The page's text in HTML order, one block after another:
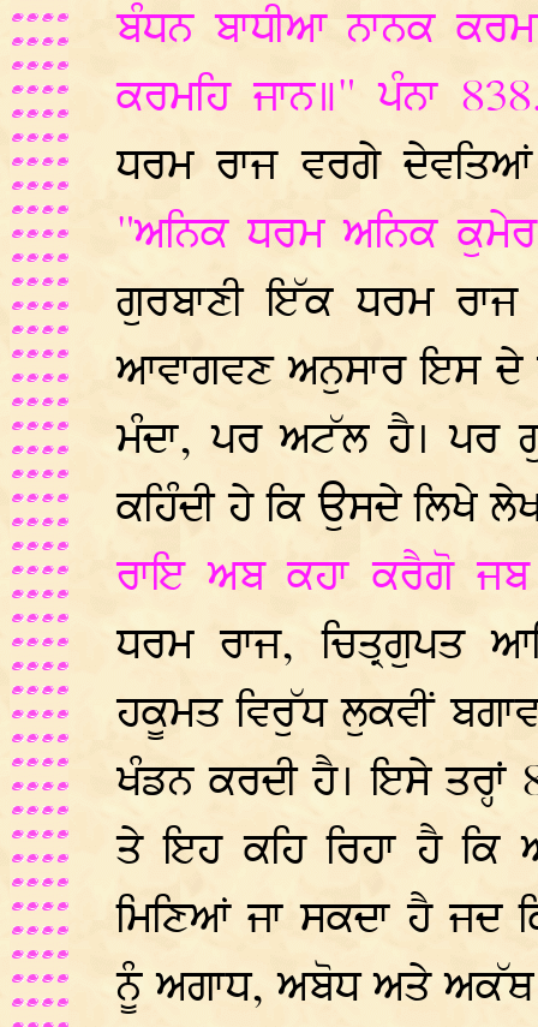
ਬੰਧਨ ਬਾਧੀਆ ਨਾਨਕ
ਕਰਮਹਿ ਜਾਨ॥" ਪੰਨਾ
ਧਰਮ ਰਾਜ ਵਰਗੇ
"ਅਨਿਕ ਧਰਮ ਅਨਿਕ
ਗੁਰਬਾਣੀ ਇੱਕ ਧਰਮ
ਆਵਾਗਵਣ ਅਨੁਸਾਰ ਇਸ ਦੇ
ਮੰਦਾ, ਪਰ ਅਟੱਲ ਹੈ। ਪਰ
ਕਹਿੰਦੀ ਹੇ ਕਿ ਉਸਦੇ ਲਿਖੇ
ਰਾਇ ਅਬ ਕਹਾ ਕਰੈਗੋ
ਧਰਮ ਰਾਜ, ਚਿਤ੍ਰਗੁਪਤ
ਹਕੂਮਤ ਵਿਰੁੱਧ ਲੁਕਵੀਂ
ਖੰਡਨ ਕਰਦੀ ਹੈ। ਇਸੇ
ਤੇ ਇਹ ਕਹਿ ਰਿਹਾ ਹੈ ਕਿ
ਮਿਣਿਆਂ ਜਾ ਸਕਦਾ ਹੈ ਜਦ
ਨੂੰ ਅਗਾਧ, ਅਬੋਧ ਅਤੇ ਅਕੱਥ